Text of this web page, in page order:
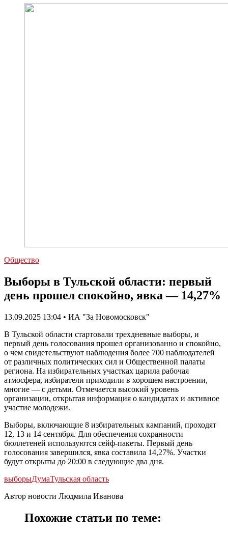
Общество
Выборы в Тульской области: первый
день прошел спокойно, явка — 14,27%
13.09.2025 13:04 • ИА "За Новомосковск"
В Тульской области стартовали трехдневные выборы, и
первый день голосования прошел организованно и спокойно,
о чем свидетельствуют наблюдения более 700 наблюдателей
от различных политических сил и Общественной палаты
региона. На избирательных участках царила рабочая
атмосфера, избиратели приходили в хорошем настроении,
многие — с детьми. Отмечается высокий уровень
организации, открытая информация о кандидатах и активное
участие молодежи.
Выборы, включающие 8 избирательных кампаний, проходят
12, 13 и 14 сентября. Для обеспечения сохранности
бюллетеней используются сейф-пакеты. Первый день
голосования завершился, явка составила 14,27%. Участки
будут открыты до 20:00 в следующие два дня.
выборыДумаТульская область
Автор новости Людмила Иванова
Похожие статьи по теме: